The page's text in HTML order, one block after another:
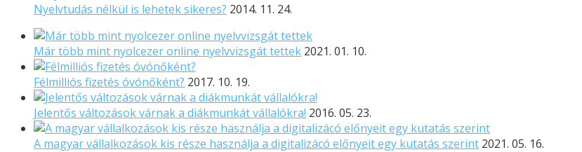
Nyelvtudás nélkül is lehetek sikeres? 2014. 11. 24.
Már több mint nyolcezer online nyelvvizsgát tettek 2021. 01. 10.
Félmilliós fizetés óvónőként? 2017. 10. 19.
Jelentős változások várnak a diákmunkát vállalókra! 2016. 05. 23.
A magyar vállalkozások kis része használja a digitalizácó előnyeit egy kutatás szerint 2021. 05. 16.